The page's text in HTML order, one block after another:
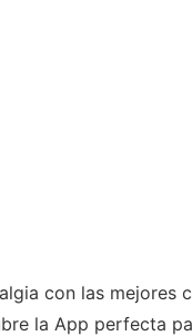
con las mejores
la App perfecta